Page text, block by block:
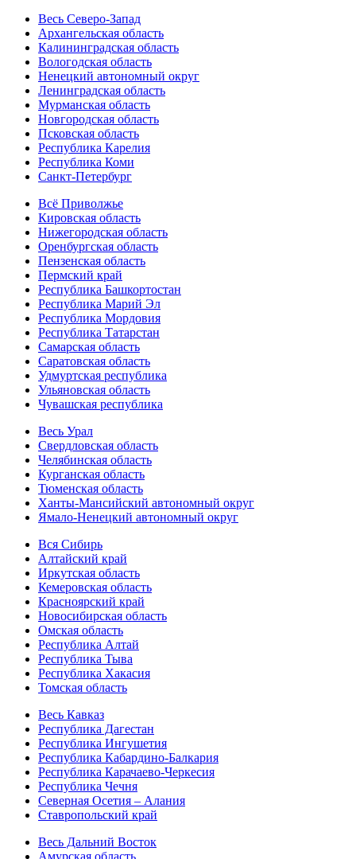
Весь Северо-Запад
Архангельская область
Калининградская область
Вологодская область
Ненецкий автономный округ
Ленинградская область
Мурманская область
Новгородская область
Псковская область
Республика Карелия
Республика Коми
Санкт-Петербург
Всё Приволжье
Кировская область
Нижегородская область
Оренбургская область
Пензенская область
Пермский край
Республика Башкортостан
Республика Марий Эл
Республика Мордовия
Республика Татарстан
Самарская область
Саратовская область
Удмуртская республика
Ульяновская область
Чувашская республика
Весь Урал
Свердловская область
Челябинская область
Курганская область
Тюменская область
Ханты-Мансийский автономный округ
Ямало-Ненецкий автономный округ
Вся Сибирь
Алтайский край
Иркутская область
Кемеровская область
Красноярский край
Новосибирская область
Омская область
Республика Алтай
Республика Тыва
Республика Хакасия
Томская область
Весь Кавказ
Республика Дагестан
Республика Ингушетия
Республика Кабардино-Балкария
Республика Карачаево-Черкесия
Республика Чечня
Северная Осетия – Алания
Ставропольский край
Весь Дальний Восток
Амурская область